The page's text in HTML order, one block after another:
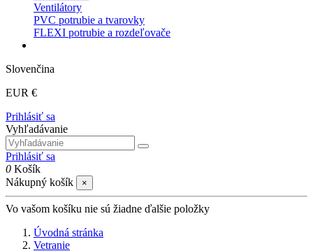
Ventilátory
PVC potrubie a tvarovky
FLEXI potrubie a rozdeľovače
Slovenčina
EUR €
Prihlásiť sa
Vyhľadávanie
Prihlásiť sa
0 Košík
Nákupný košík
×
Vo vašom košíku nie sú žiadne ďalšie položky
Úvodná stránka
Vetranie